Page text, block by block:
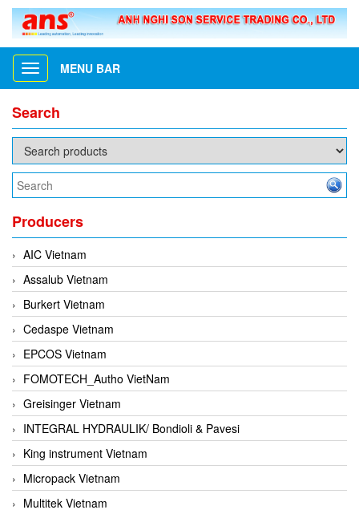
Toggle
navigation
MENU BAR
Search
Producers
AIC Vietnam
Assalub Vietnam
Burkert Vietnam
Cedaspe Vietnam
EPCOS Vietnam
FOMOTECH_Autho VietNam
Greisinger Vietnam
INTEGRAL HYDRAULIK/ Bondioli & Pavesi
King instrument Vietnam
Micropack Vietnam
Multitek Vietnam